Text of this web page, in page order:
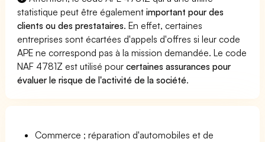
statistique peut être égalementimportant pour des
clients ou des prestataires. En effet, certaines
entreprises sont écartées d'appels d'offres si leur code
APE ne correspond pas à la mission demandée. Le code
NAF 4781Z est utilisé pourcertaines assurances pour
évaluer le risque de l'activité de la société.
Commerce ; réparation d'automobiles et de